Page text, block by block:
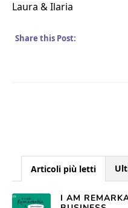
Laura & Ilaria
Share this Post:
Articoli più letti
I AM